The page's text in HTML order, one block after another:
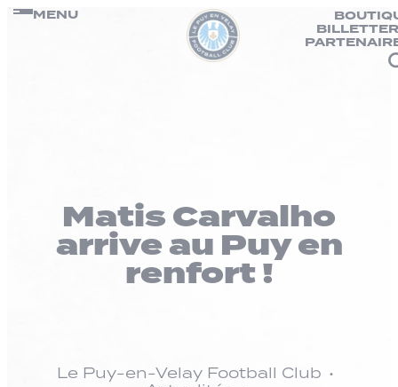
Passer
MENU
Matis Carvalho
arrive au Puy en
renfort !
Le Puy-en-Velay Football Club
Panneau de gestion des cookies